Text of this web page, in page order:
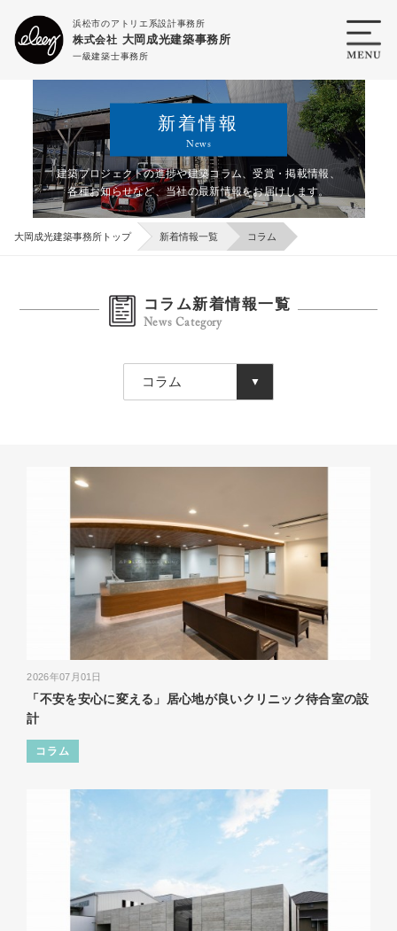
浜松市のアトリエ系設計事務所
株式会社 大岡成光建築事務所
一級建築士事務所
新着情報
News
建築プロジェクトの進捗や建築コラム、受賞・掲載情報、
各種お知らせなど、当社の最新情報をお届けします。
大岡成光建築事務所トップ 新着情報一覧 コラム
コラム新着情報一覧
News Category
2026年07月01日
「不安を安心に変える」居心地が良いクリニック待合室の設
計
コラム